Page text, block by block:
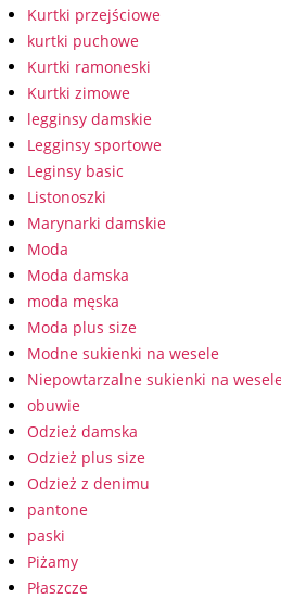
Kurtki przejściowe
kurtki puchowe
Kurtki ramoneski
Kurtki zimowe
legginsy damskie
Legginsy sportowe
Leginsy basic
Listonoszki
Marynarki damskie
Moda
Moda damska
moda męska
Moda plus size
Modne sukienki na wesele
Niepowtarzalne sukienki na
obuwie
Odzież damska
Odzież plus size
Odzież z denimu
pantone
paski
Piżamy
Płaszcze